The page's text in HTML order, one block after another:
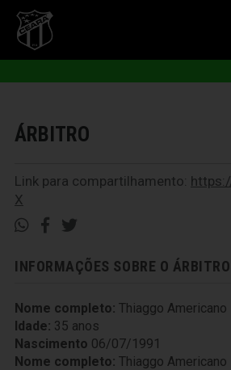
ÁRBITRO
Link para compartilhamento:
X
INFORMAÇÕES SOBRE O ÁRBITRO
Nome completo: Thiaggo Americano
Idade: 35 anos
Nascimento 06/07/1991
Nome completo: Thiaggo Americano